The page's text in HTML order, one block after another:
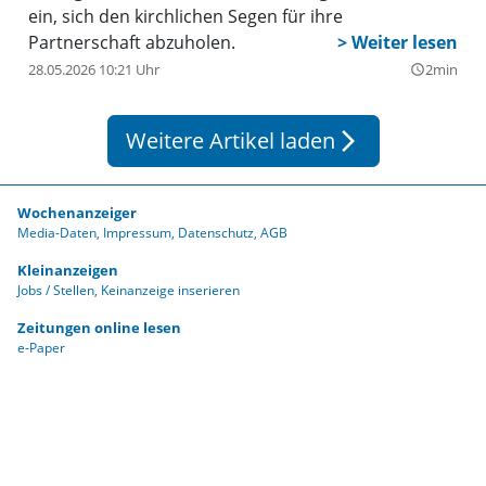
ein, sich den kirchlichen Segen für ihre
Partnerschaft abzuholen.
28.05.2026 10:21 Uhr query_builder2min
Weitere Artikel laden arrow_forward_ios
Wochenanzeiger
Media-Daten Impressum Datenschutz AGB
Kleinanzeigen
Jobs / Stellen Keinanzeige inserieren
Zeitungen online lesen
e-Paper